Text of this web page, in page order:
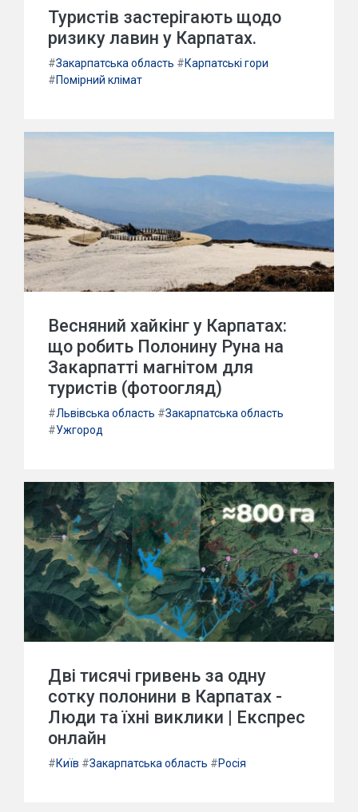
Туристів застерігають щодо
ризику лавин у Карпатах.
#Закарпатська область #Карпатські гори
#Помірний клімат
Весняний хайкінг у Карпатах:
що робить Полонину Руна на
Закарпатті магнітом для
туристів (фотоогляд)
#Львівська область #Закарпатська область
#Ужгород
Дві тисячі гривень за одну
сотку полонини в Карпатах -
Люди та їхні виклики | Експрес
онлайн
#Київ #Закарпатська область #Росія